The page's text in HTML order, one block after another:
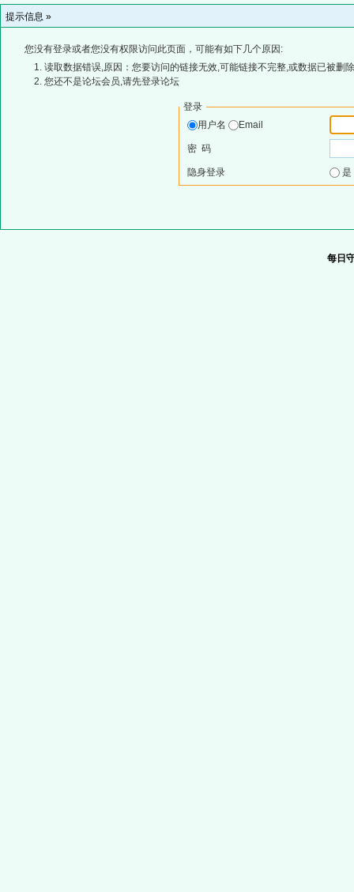
提示信息 »
您没有登录或者您没有权限访问此页面，可能有如下几个原因:
读取数据错误,原因：您要访问的链接无效,可能链接不完整,或数据已被删
您还不是论坛会员,请先登录论坛
登录
用户名
Email
密 码
隐身登录
每日